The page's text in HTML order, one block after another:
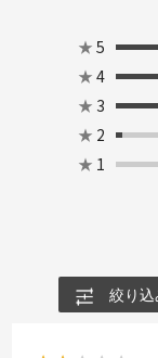
★ 5
★ 4
★ 3
★ 2
★ 1
絞り込